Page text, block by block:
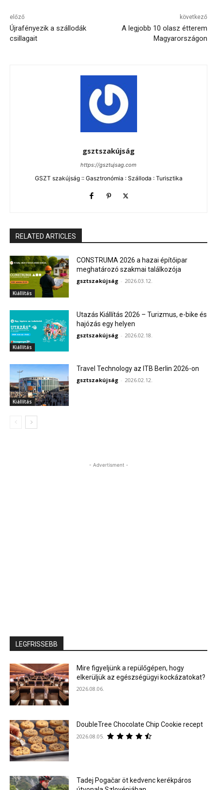
előző
Újrafényezik a szállodák
csillagait
következő
A legjobb 10 olasz étterem
Magyarországon
gsztszakújság
https://gsztujsag.com
GSZT szakújság :: Gasztronómia : Szálloda : Turisztika
RELATED ARTICLES
Kiállítás
CONSTRUMA 2026 a hazai építőipar
meghatározó szakmai találkozója
gsztszakújság - 2026.03.12.
Kiállítás
Utazás Kiállítás 2026 – Turizmus, e-bike és
hajózás egy helyen
gsztszakújság - 2026.02.18.
Kiállítás
Travel Technology az ITB Berlin 2026-on
gsztszakújság - 2026.02.12.
- Advertisment -
LEGFRISSEBB
Mire figyeljünk a repülőgépen, hogy
elkerüljük az egészségügyi kockázatokat?
2026.08.06.
DoubleTree Chocolate Chip Cookie recept
2026.08.05.
Tadej Pogačar öt kedvenc kerékpáros